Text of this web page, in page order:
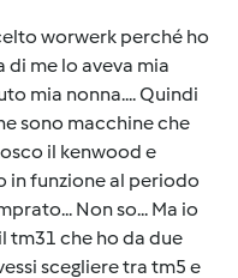
worwerk perché ho
me lo aveva mia
mia nonna.... Quindi
sono macchine che
il kenwood e
in funzione al periodo
Non so... Ma io
tm31 che ho da due
scegliere tra tm5 e